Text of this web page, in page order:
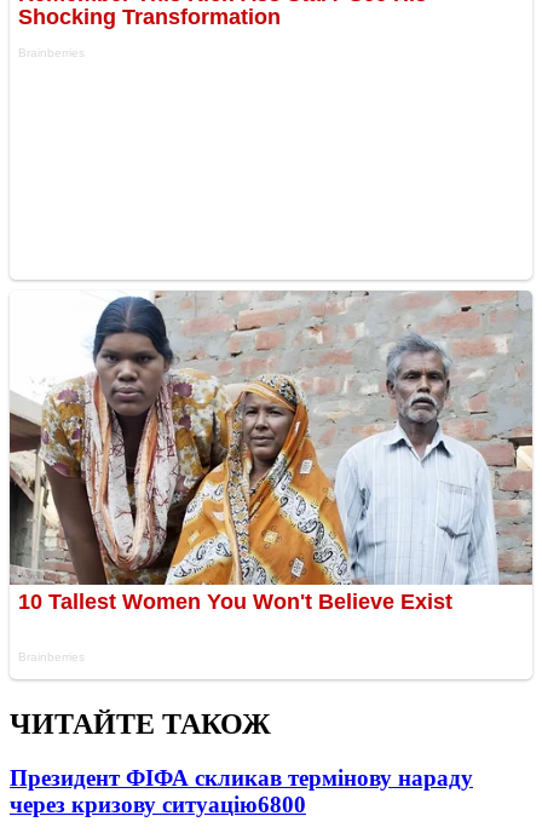
ЧИТАЙТЕ ТАКОЖ
Президент ФІФА скликав термінову нараду
через кризову ситуацію6800